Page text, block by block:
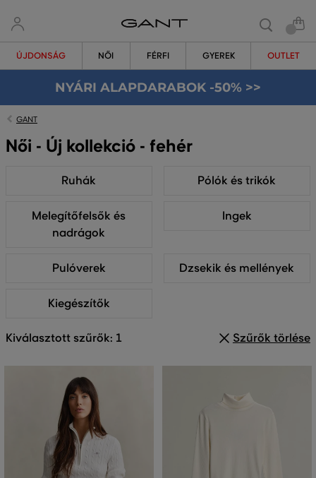
ÚJDONSÁG NŐI FÉRFI GYEREK OUTLET
NYÁRI ALAPDARABOK -50% >>
GANT
Női - Új kollekció - fehér
Ruhák Pólók és trikók
Melegítőfelsők és
nadrágok
Ingek
Pulóverek Dzsekik és mellények
Kiegészítők
Kiválasztott szűrők: 1 Szűrők törlése